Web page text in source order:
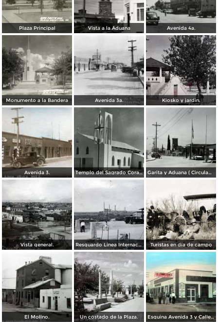
Plaza Principal Vista a la Aduana Avenida 4a.
Monumento a la Bandera Avenida 3a. Kiosko y jardin.
Avenida 3. Templo del Sagrado Corazón Garita y Aduana ( Circulada el 17 de Diciembre de 1956).
Vista general. Resguardo Linea Internacional. Turistas en día de campo
El Molino. Un costado de la Plaza. Esquina Avenida 3 y Calle 3